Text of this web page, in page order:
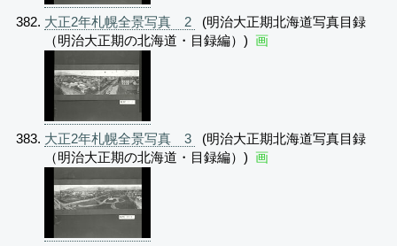
大正2年札幌全景写真 2
(明治大正期北海道写真目録
（明治大正期の北海道・目録編）) 画
大正2年札幌全景写真 3
(明治大正期北海道写真目録
（明治大正期の北海道・目録編）) 画